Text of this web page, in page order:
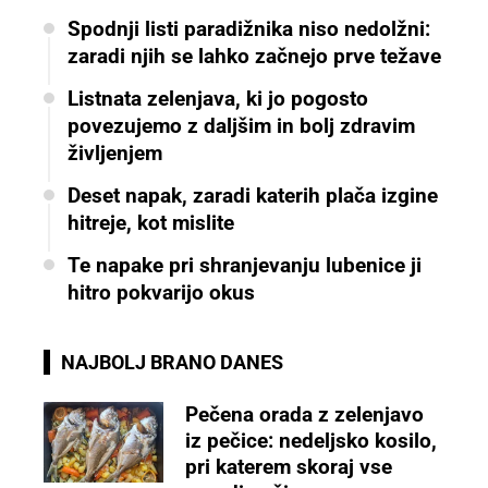
Spodnji listi paradižnika niso nedolžni:
zaradi njih se lahko začnejo prve težave
Listnata zelenjava, ki jo pogosto
povezujemo z daljšim in bolj zdravim
življenjem
Deset napak, zaradi katerih plača izgine
hitreje, kot mislite
Te napake pri shranjevanju lubenice ji
hitro pokvarijo okus
NAJBOLJ BRANO DANES
Pečena orada z zelenjavo
iz pečice: nedeljsko kosilo,
pri katerem skoraj vse